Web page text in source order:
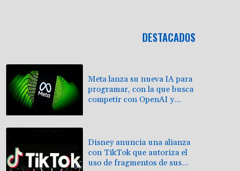
DESTACADOS
Meta lanza su nueva IA para
programar, con la que busca
competir con OpenAI y
Disney anuncia una alianza
con TikTok que autoriza el
uso de fragmentos de sus